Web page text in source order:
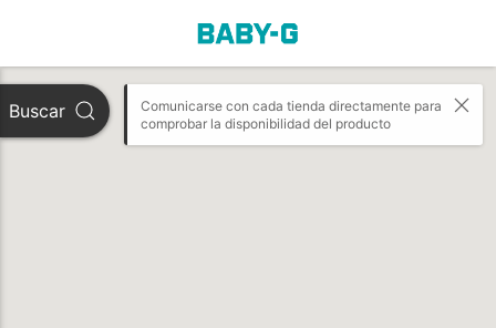
Comunicarse con cada tienda directamente para
comprobar la disponibilidad del producto
Buscar